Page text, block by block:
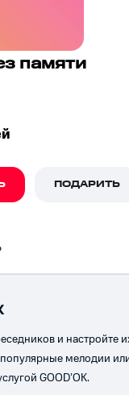
памяти
ПОДАРИТЬ
и настройте
популярные мелодии
GOOD’OK.